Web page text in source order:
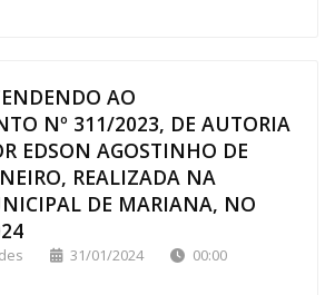
AO
Nº 311/2023, DE AUTORIA
EDSON AGOSTINHO DE
REALIZADA NA
DE MARIANA, NO
31/01/2024
00:00